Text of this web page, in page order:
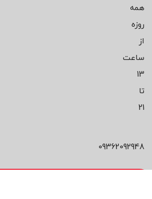
همه
روزه
از
ساعت
13
تا
21
09362092948